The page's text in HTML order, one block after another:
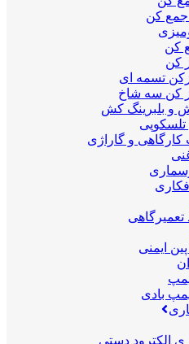
کن
کن
کن
تسمه ای
کن سه شاخ
و بلبرینگ کش
تلسکوپی
کارگاهی و گاراژی
تعمیرگاهی
ایمنی
بادی
الکترود دستی